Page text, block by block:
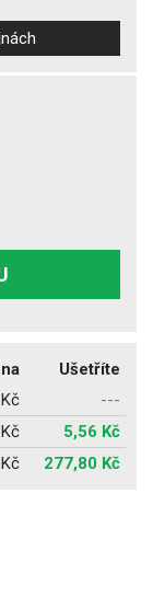
Ušetříte
---
5,56 Kč
277,80 Kč